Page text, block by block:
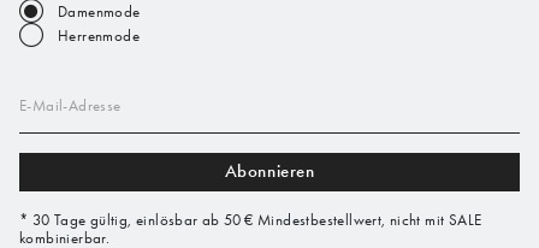
Damenmode
Herrenmode
E-Mail-Adresse
Abonnieren
* 30 Tage gültig, einlösbar ab 50 € Mindestbestellwert, nicht mit SALE
kombinierbar.